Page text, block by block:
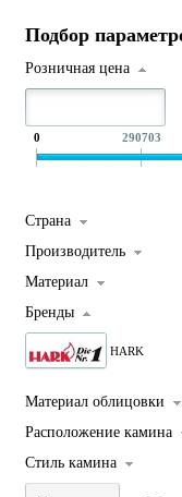
Подбор
Розничная цена
0 290703
Страна
Производитель
Материал
Бренды
HARK
Материал облицовки
Расположение камина
Стиль камина